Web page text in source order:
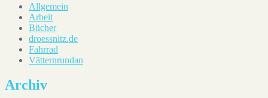
Allgemein
Arbeit
Bücher
droessnitz.de
Fahrrad
Vätternrundan
Archiv